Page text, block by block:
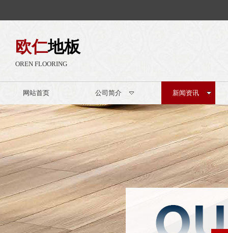
欧仁地板
OREN FLOORING
网站首页 公司简介 新闻资讯